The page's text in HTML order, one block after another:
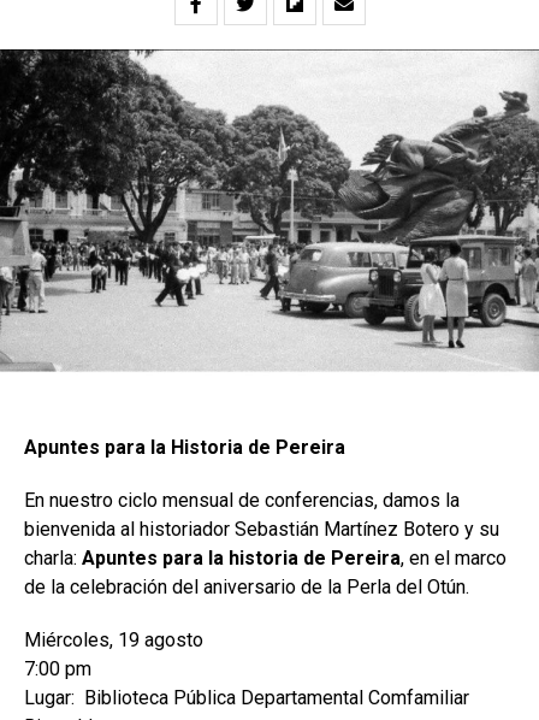
Apuntes para la Historia de Pereira
En nuestro ciclo mensual de conferencias, damos la
bienvenida al historiador Sebastián Martínez Botero y su
charla: Apuntes para la historia de Pereira, en el marco
de la celebración del aniversario de la Perla del Otún.
Miércoles, 19 agosto
7:00 pm
Lugar: Biblioteca Pública Departamental Comfamiliar